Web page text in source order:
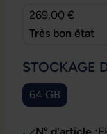
269,00 €
Très bon état
STOCKAGE
64 GB